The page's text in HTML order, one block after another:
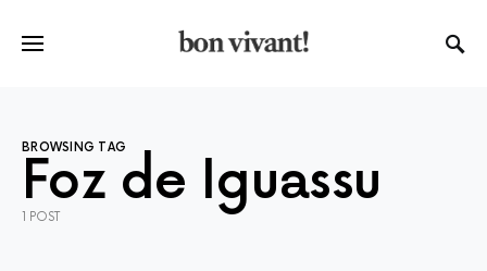
BROWSING TAG
Foz de Iguassu
1 POST